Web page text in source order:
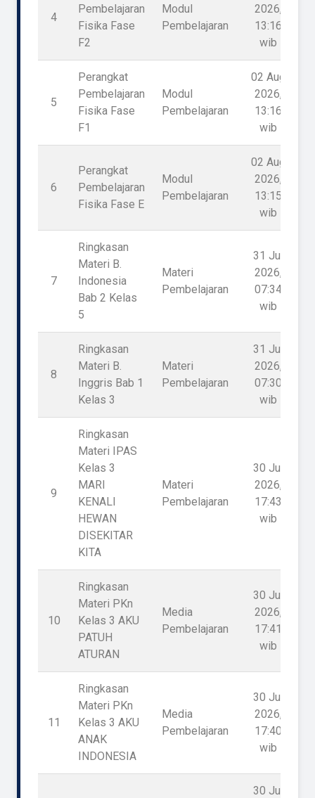
4
Pembelajaran
Fisika Fase
F2
Modul
Pembelajaran
2026,
13:16
wib
5
Perangkat
Pembelajaran
Fisika Fase
F1
Modul
Pembelajaran
02 Aug
2026,
13:16
wib
6
Perangkat
Pembelajaran
Fisika Fase E
Modul
Pembelajaran
02 Aug
2026,
13:15
wib
7
Ringkasan
Materi B.
Indonesia
Bab 2 Kelas
5
Materi
Pembelajaran
31 Jul
2026,
07:34
wib
8
Ringkasan
Materi B.
Inggris Bab 1
Kelas 3
Materi
Pembelajaran
31 Jul
2026,
07:30
wib
9
Ringkasan
Materi IPAS
Kelas 3
MARI
KENALI
HEWAN
DISEKITAR
KITA
Materi
Pembelajaran
30 Jul
2026,
17:43
wib
10
Ringkasan
Materi PKn
Kelas 3 AKU
PATUH
ATURAN
Media
Pembelajaran
30 Jul
2026,
17:41
wib
11
Ringkasan
Materi PKn
Kelas 3 AKU
ANAK
INDONESIA
Media
Pembelajaran
30 Jul
2026,
17:40
wib
30 Jul